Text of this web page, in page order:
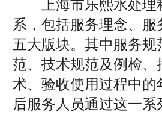
上海市乐熙水处理
系，包括服务理念、
五大版块。其中服务
范、技术规范及例检
术、验收使用过程中
后服务人员通过这一